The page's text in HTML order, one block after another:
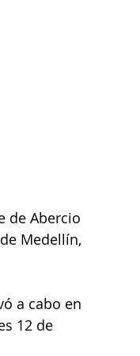
de Abercio
Medellín,
a cabo en
12 de